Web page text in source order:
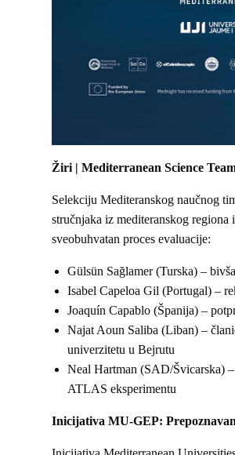
Žiri | Mediterranean Science
Selekciju Mediteranskog naučnog
stručnjaka iz mediteranskog
sveobuhvatan proces evaluacije:
Gülsün Sağlamer (Turska) –
Isabel Capeloa Gil (Portugal) –
Joaquín Capablo (Španija) –
Najat Aoun Saliba (Liban) –
univerzitetu u Bejrutu
Neal Hartman (SAD/Švicarska)
ATLAS eksperimentu
Inicijativa MU-GEP: